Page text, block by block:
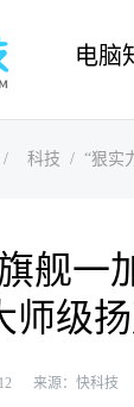
电脑
科技 “狠实
舰一
师级
来源：快科技